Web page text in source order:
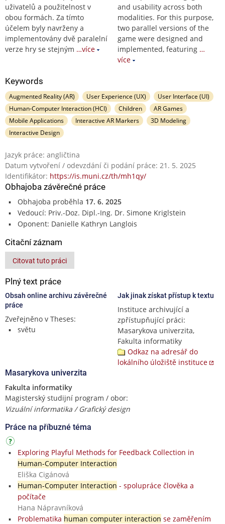
uživatelů a použitelnost v
obou formách. Za tímto
účelem byly navrženy a
implementovány dvě paralelní
verze hry se stejným …více
and usability across both
modalities. For this purpose,
two parallel versions of the
game were designed and
implemented, featuring …
více
Keywords
Augmented Reality (AR) User Experience (UX)
User Interface (UI)
Human-Computer Interaction (HCI)
Children
AR Games
Mobile Applications
Interactive AR Markers
3D Modeling
Interactive Design
Jazyk práce: angličtina
Datum vytvoření / odevzdání či podání práce: 21. 5. 2025
Identifikátor: https://is.muni.cz/th/mh1qy/
Obhajoba závěrečné práce
Obhajoba proběhla 17. 6. 2025
Vedoucí: Priv.-Doz. Dipl.-Ing. Dr. Simone Kriglstein
Oponent: Danielle Kathryn Langlois
Citační záznam
Citovat tuto práci
Plný text práce
Obsah online archivu závěrečné
práce
Zveřejněno v Theses:
světu
Jak jinak získat přístup k textu
Instituce archivující a
zpřístupňující práci:
Masarykova univerzita,
Fakulta informatiky
Odkaz na adresář do
lokálního úložiště instituce
Masarykova univerzita
Fakulta informatiky
Magisterský studijní program / obor:
Vizuální informatika / Grafický design
Práce na příbuzné téma
Exploring Playful Methods for Feedback Collection in
Human-Computer Interaction
Eliška Cigánová
Human-Computer Interaction - spolupráce člověka a
počítače
Hana Nápravníková
Problematika human computer interaction se zaměřením